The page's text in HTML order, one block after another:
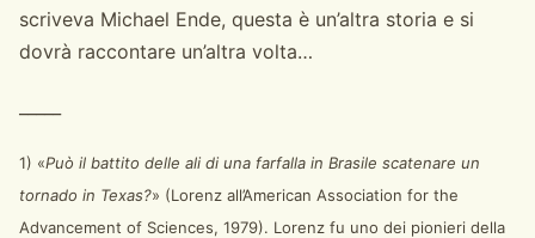
scriveva Michael Ende, questa è un’altra storia e si
dovrà raccontare un’altra volta…
1) «Può il battito delle ali di una farfalla in Brasile scatenare un
tornado in Texas?» (Lorenz all’American Association for the
Advancement of Sciences, 1979). Lorenz fu uno dei pionieri della